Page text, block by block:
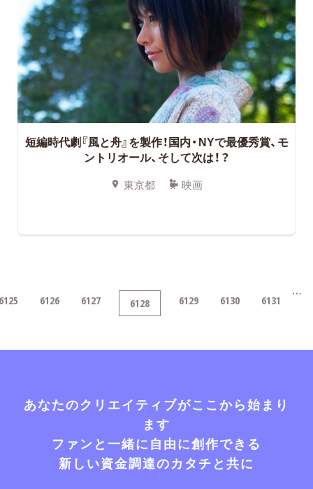
短編時代劇『風と舟』を製作！国内・NYで最優秀賞、モ
ントリオール、そして次は！？
東京都 映画
6126 6127 6128 6129 6130 6131 …
あなたのクリエイティブがここから始まり
ます
ファンと一緒に自由に創作できる
新しい資金調達のカタチと共に